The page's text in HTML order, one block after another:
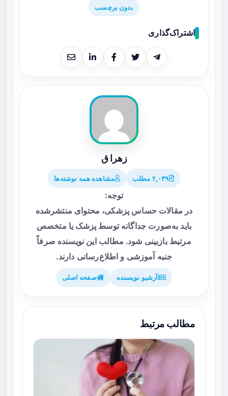
بدون برچسب
اشتراک‌گذاری
زهرا ق
۲,۰۳۹ مطلب مشاهده همه نوشته‌ها
توجه:
در مقالات حساس پزشکی، محتوای منتشرشده
باید به‌صورت جداگانه توسط پزشک یا متخصص
مرتبط بازبینی شود. مطالب این نویسنده صرفاً
جنبه آموزشی و اطلاع‌رسانی دارند.
آرشیو نویسنده صفحه اصلی
مطالب مرتبط